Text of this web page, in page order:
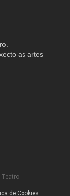
as artes
Teatro
de Cookies